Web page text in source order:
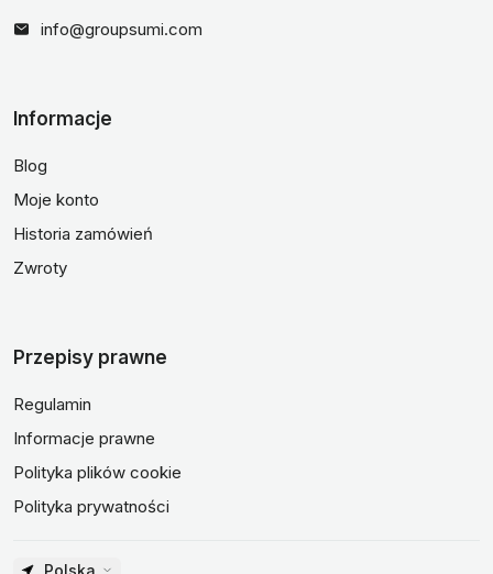
info@groupsumi.com
Informacje
Blog
Moje konto
Historia zamówień
Zwroty
Przepisy prawne
Regulamin
Informacje prawne
Polityka plików cookie
Polityka prywatności
Polska